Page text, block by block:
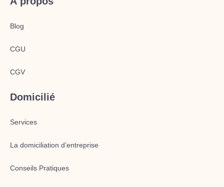
Blog
CGU
CGV
Domicilié
Services
La domiciliation d’entreprise
Conseils Pratiques